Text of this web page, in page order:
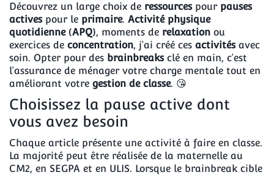
Découvrez un large choix de ressourcespour pauses
activespour le primaire. Activité physique
quotidienne(APQ), moments de relaxation ou
exercices de concentration, j’ai créé ces activitésavec
soin. Opter pour des brainbreaksclé en main, c’est
l’assurance de ménager votre charge mentale tout en
améliorant votre gestion de classe. 😘​
Choisissez la pause active dont
vous avez besoin
Chaque article présente une activité à faire en classe.
La majorité peut être réalisée de la maternelle au
CM2, en SEGPA et en ULIS. Lorsque le brainbreak cible